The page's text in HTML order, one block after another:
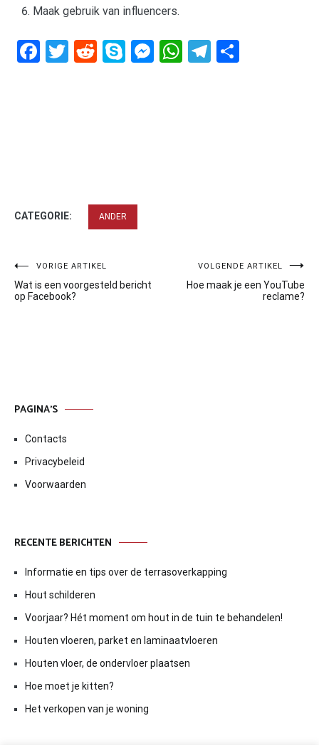
Maak gebruik van influencers.
Facebook
Twitter
RedditSkypeMessenger
WhatsApp
Telegram
CATEGORIE: ANDER
Bericht
navigatie
VORIGE ARTIKEL
Wat is een voorgesteld bericht
op Facebook?
VOLGENDE ARTIKEL
Hoe maak je een YouTube
reclame?
PAGINA’S
Contacts
Privacybeleid
Voorwaarden
RECENTE BERICHTEN
Informatie en tips over de terrasoverkapping
Hout schilderen
Voorjaar? Hét moment om hout in de tuin te behandelen!
Houten vloeren, parket en laminaatvloeren
Houten vloer, de ondervloer plaatsen
Hoe moet je kitten?
Het verkopen van je woning